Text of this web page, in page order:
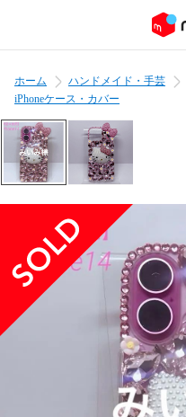
ホーム ハンドメイド・手芸
iPhoneケース・カバー